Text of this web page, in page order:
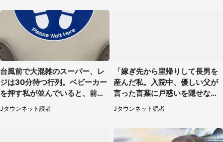
台風前で大混雑のスーパー、レ
ジは30分待つ行列。ベビーカー
を押す私が並んでいると、前の
Jタウンネット読者
「嫁ぎ先から里帰りして長男を
産んだ私。入院中、優しい父が
言った言葉に戸惑いを隠せな
い」（兵庫県・50代女性）
Jタウンネット読者